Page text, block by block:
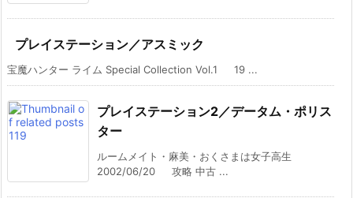
プレイステーション／アスミック
宝魔ハンター ライム Special Collection Vol.1 19 ...
プレイステーション2／データム・ポリス
ター
ルームメイト・麻美・おくさまは女子高生
2002/06/20 攻略 中古 ...